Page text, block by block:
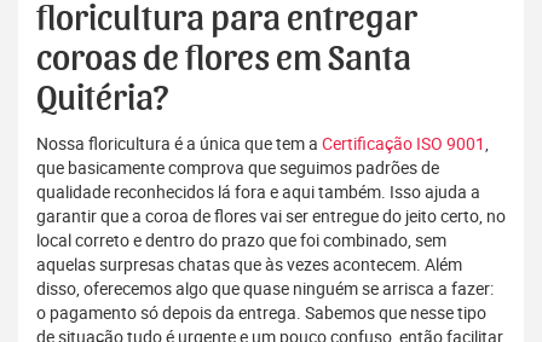
floricultura para entregar
coroas de flores em Santa
Quitéria?
Nossa floricultura é a única que tem a Certificação ISO 9001,
que basicamente comprova que seguimos padrões de
qualidade reconhecidos lá fora e aqui também. Isso ajuda a
garantir que a coroa de flores vai ser entregue do jeito certo, no
local correto e dentro do prazo que foi combinado, sem
aquelas surpresas chatas que às vezes acontecem. Além
disso, oferecemos algo que quase ninguém se arrisca a fazer:
o pagamento só depois da entrega. Sabemos que nesse tipo
de situação tudo é urgente e um pouco confuso, então facilitar